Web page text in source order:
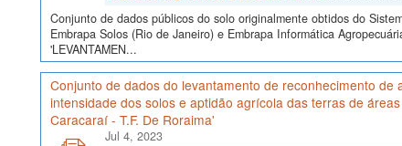
Conjunto de dados públicos do solo originalmente obtidos do
Embrapa Solos (Rio de Janeiro) e Embrapa Informática
'LEVANTAMEN...
Conjunto de dados do levantamento de reconhecimento
intensidade dos solos e aptidão agrícola das terras de
Caracaraí - T.F. De Roraima'
Jul 4, 2023